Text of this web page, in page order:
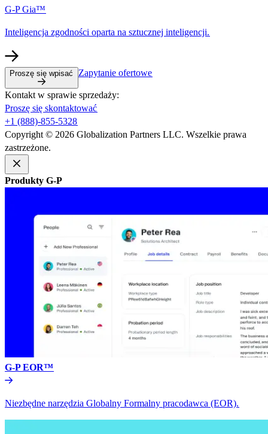
G-P Gia™​​
Inteligencja zgodności oparta na sztucznej inteligencji.​​
Proszę się wpisać​​ Zapytanie ofertowe​​
Kontakt w sprawie sprzedaży:​​
Proszę się skontaktować​​
+1 (888)-855-5328​​
Copyright © 2026 Globalization Partners LLC. Wszelkie prawa
zastrzeżone.​​
Produkty G-P​​
G-P EOR™​​
Niezbędne narzędzia Globalny Formalny pracodawca (EOR).​​